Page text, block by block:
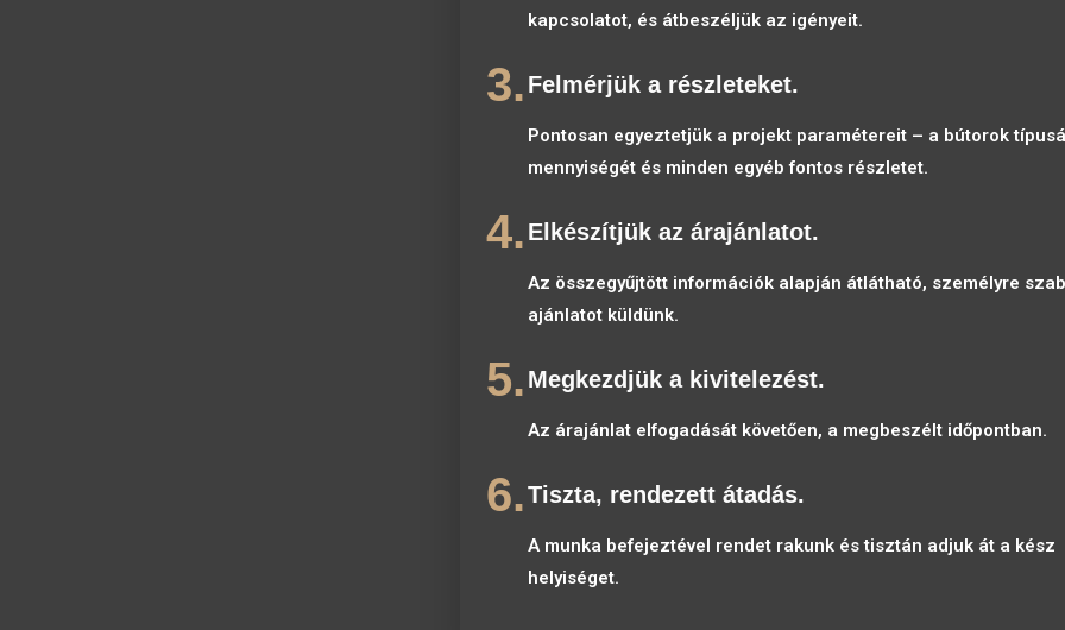
kapcsolatot, és átbeszéljük az igényeit.
3. Felmérjük a részleteket.
Pontosan egyeztetjük a projekt paramétereit – a bútorok
mennyiségét és minden egyéb fontos részletet.
4. Elkészítjük az árajánlatot.
Az összegyűjtött információk alapján átlátható, személyre
ajánlatot küldünk.
5. Megkezdjük a kivitelezést.
Az árajánlat elfogadását követően, a megbeszélt időpontban.
6.Tiszta, rendezett átadás.
A munka befejeztével rendet rakunk és tisztán adjuk át a kész
helyiséget.